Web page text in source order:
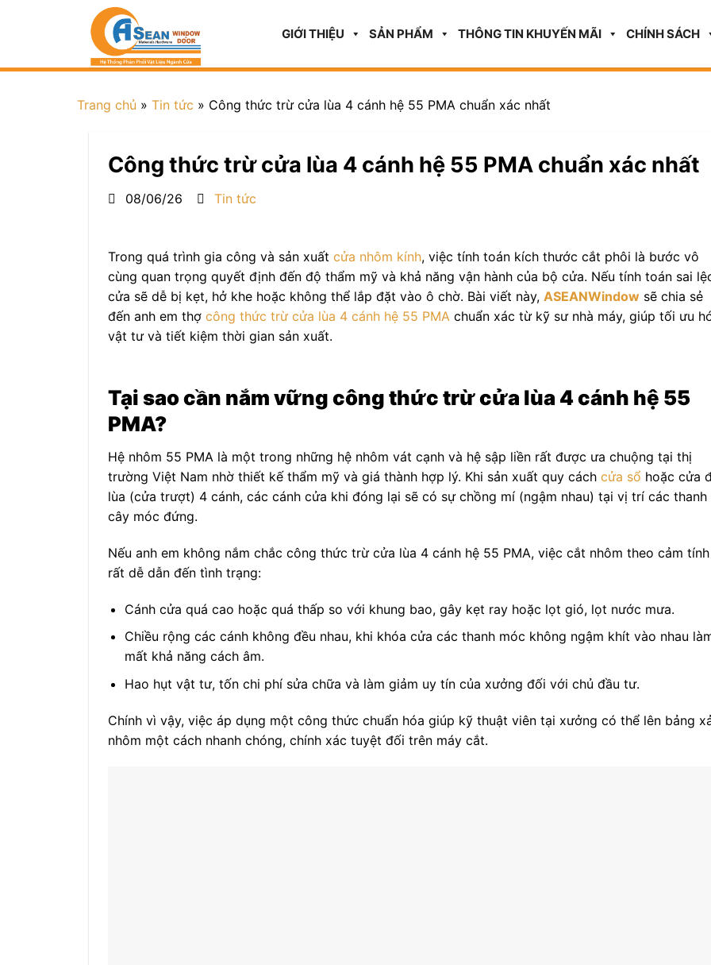
GIỚI THIỆU SẢN PHẨM THÔNG TIN KHUYẾN MÃI CHÍNH SÁCH
Trang chủ » Tin tức » Công thức trừ cửa lùa 4 cánh hệ 55 PMA chuẩn xác nhất
Công thức trừ cửa lùa 4 cánh hệ 55 PMA chuẩn xác nhất
08/06/26 Tin tức
Trong quá trình gia công và sản xuất cửa nhôm kính, việc tính toán kích thước cắt phôi là bước vô
cùng quan trọng quyết định đến độ thẩm mỹ và khả năng vận hành của bộ cửa. Nếu tính toán sai
cửa sẽ dễ bị kẹt, hở khe hoặc không thể lắp đặt vào ô chờ. Bài viết này, ASEANWindow sẽ chia sẻ
đến anh em thợ công thức trừ cửa lùa 4 cánh hệ 55 PMA chuẩn xác từ kỹ sư nhà máy, giúp tối ưu
vật tư và tiết kiệm thời gian sản xuất.
Tại sao cần nắm vững công thức trừ cửa lùa 4 cánh hệ 55
PMA?
Hệ nhôm 55 PMA là một trong những hệ nhôm vát cạnh và hệ sập liền rất được ưa chuộng tại thị
trường Việt Nam nhờ thiết kế thẩm mỹ và giá thành hợp lý. Khi sản xuất quy cách cửa sổ hoặc cửa
lùa (cửa trượt) 4 cánh, các cánh cửa khi đóng lại sẽ có sự chồng mí (ngậm nhau) tại vị trí các thanh
cây móc đứng.
Nếu anh em không nắm chắc công thức trừ cửa lùa 4 cánh hệ 55 PMA, việc cắt nhôm theo cảm tính
rất dễ dẫn đến tình trạng:
Cánh cửa quá cao hoặc quá thấp so với khung bao, gây kẹt ray hoặc lọt gió, lọt nước mưa.
Chiều rộng các cánh không đều nhau, khi khóa cửa các thanh móc không ngậm khít vào nhau
mất khả năng cách âm.
Hao hụt vật tư, tốn chi phí sửa chữa và làm giảm uy tín của xưởng đối với chủ đầu tư.
Chính vì vậy, việc áp dụng một công thức chuẩn hóa giúp kỹ thuật viên tại xưởng có thể lên bảng
nhôm một cách nhanh chóng, chính xác tuyệt đối trên máy cắt.